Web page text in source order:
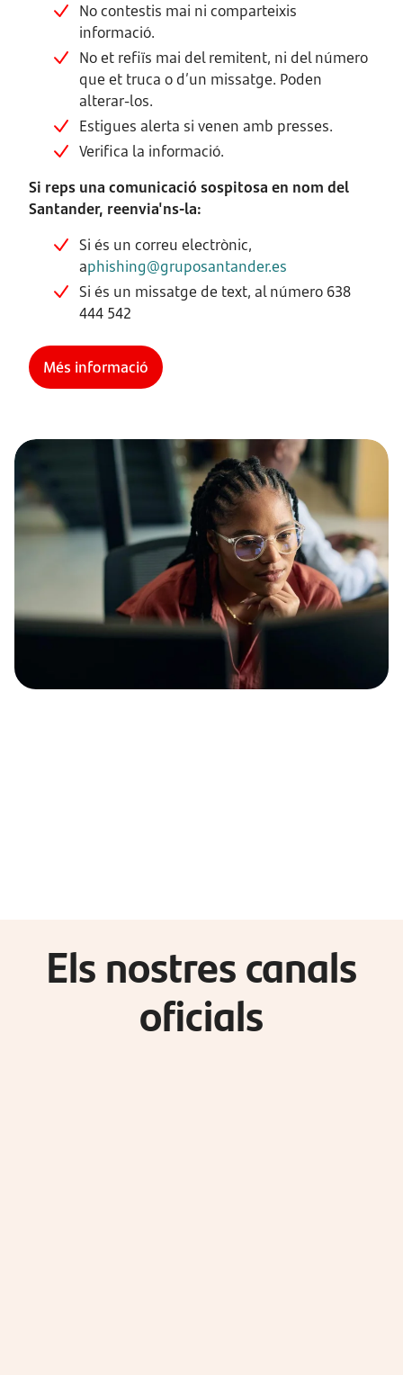
No contestis mai ni comparteixis
informació.
No et refiïs mai del remitent, ni del número
que et truca o d’un missatge. Poden
alterar-los.
Estigues alerta si venen amb presses.
Verifica la informació.
Si reps una comunicació sospitosa en nom del
Santander, reenvia'ns-la:
Si és un correu electrònic,
aphishing@gruposantander.es
Si és un missatge de text, al número 638
444 542
Més informació
Els nostres canals
oficials